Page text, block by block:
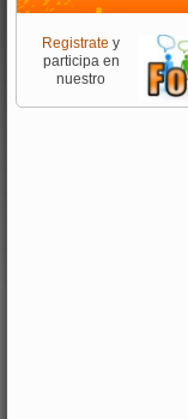
Registrate y
participa en
nuestro